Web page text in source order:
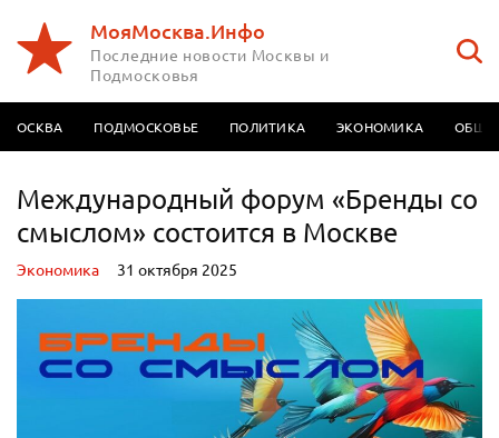
МояМосква.Инфо
Последние новости Москвы и
Подмосковья
МОСКВА ПОДМОСКОВЬЕ ПОЛИТИКА ЭКОНОМИКА
Международный форум «Бренды со
смыслом» состоится в Москве
Экономика 31 октября 2025